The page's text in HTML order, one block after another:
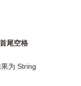
尾空格
为 String